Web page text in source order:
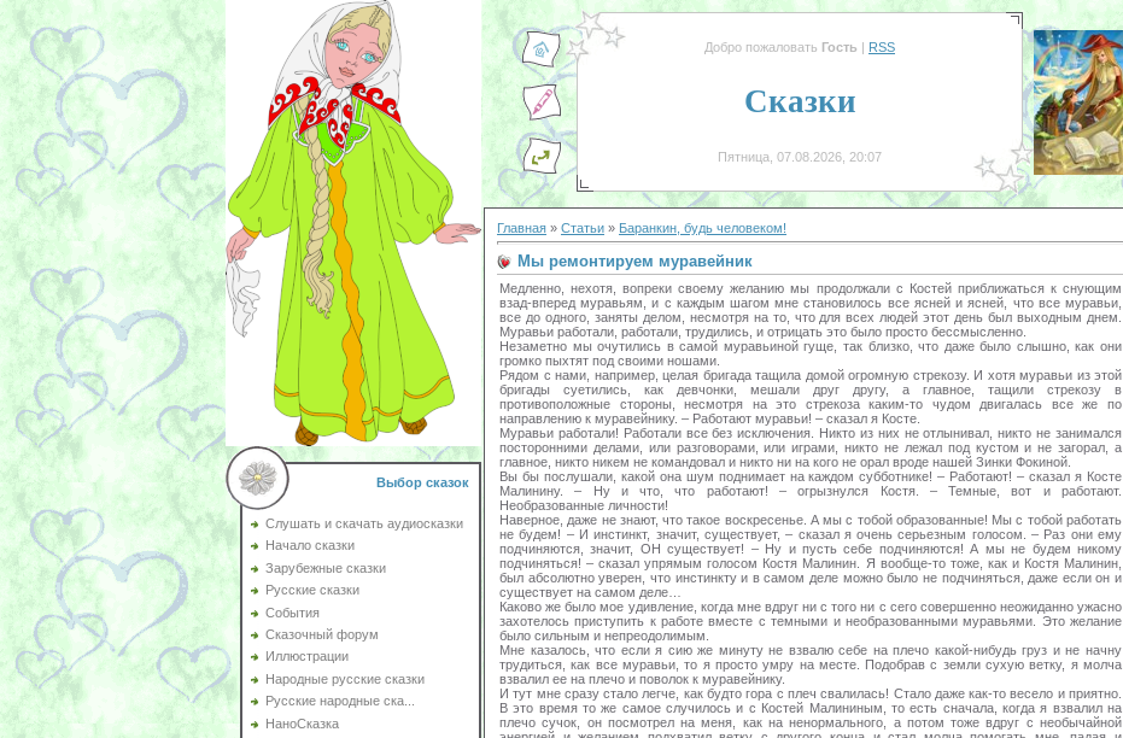
Выбор сказок
Слушать и скачать аудиосказки
Начало сказки
Зарубежные сказки
Русские сказки
События
Сказочный форум
Иллюстрации
Народные русские сказки
Русские народные ска...
НаноСказка
Добро пожаловать Гость | RSS
Сказки
Пятница, 07.08.2026, 20:07
Главная » Статьи » Баранкин, будь человеком!
Мы ремонтируем муравейник
Медленно, нехотя, вопреки своему желанию мы продолжали с Костей приближаться к снующим
взад-вперед муравьям, и с каждым шагом мне становилось все ясней и ясней, что все муравьи,
все до одного, заняты делом, несмотря на то, что для всех людей этот день был выходным днем.
Муравьи работали, работали, трудились, и отрицать это было просто бессмысленно.
Незаметно мы очутились в самой муравьиной гуще, так близко, что даже было слышно, как они
громко пыхтят под своими ношами.
Рядом с нами, например, целая бригада тащила домой огромную стрекозу. И хотя муравьи из этой
бригады суетились, как девчонки, мешали друг другу, а главное, тащили стрекозу в
противоположные стороны, несмотря на это стрекоза каким-то чудом двигалась все же по
направлению к муравейнику. – Работают муравьи! – сказал я Косте.
Муравьи работали! Работали все без исключения. Никто из них не отлынивал, никто не занимался
посторонними делами, или разговорами, или играми, никто не лежал под кустом и не загорал, а
главное, никто никем не командовал и никто ни на кого не орал вроде нашей Зинки Фокиной.
Вы бы послушали, какой она шум поднимает на каждом субботнике! – Работают! – сказал я Косте
Малинину. – Ну и что, что работают! – огрызнулся Костя. – Темные, вот и работают.
Необразованные личности!
Наверное, даже не знают, что такое воскресенье. А мы с тобой образованные! Мы с тобой работать
не будем! – И инстинкт, значит, существует, – сказал я очень серьезным голосом. – Раз они ему
подчиняются, значит, ОН существует! – Ну и пусть себе подчиняются! А мы не будем никому
подчиняться! – сказал упрямым голосом Костя Малинин. Я вообще-то тоже, как и Костя Малинин,
был абсолютно уверен, что инстинкту и в самом деле можно было не подчиняться, даже если он и
существует на самом деле…
Каково же было мое удивление, когда мне вдруг ни с того ни с сего совершенно неожиданно ужасно
захотелось приступить к работе вместе с темными и необразованными муравьями. Это желание
было сильным и непреодолимым.
Мне казалось, что если я сию же минуту не взвалю себе на плечо какой-нибудь груз и не начну
трудиться, как все муравьи, то я просто умру на месте. Подобрав с земли сухую ветку, я молча
взвалил ее на плечо и поволок к муравейнику.
И тут мне сразу стало легче, как будто гора с плеч свалилась! Стало даже как-то весело и приятно.
В это время то же самое случилось и с Костей Малининым, то есть сначала, когда я взвалил на
плечо сучок, он посмотрел на меня, как на ненормального, а потом тоже вдруг с необычайной